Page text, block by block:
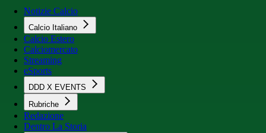
Notizie Calcio
Calcio Italiano
Calcio Estero
Calciomercato
Streaming
eSports
DDD X EVENTS
Rubriche
Redazione
Dentro La Storia